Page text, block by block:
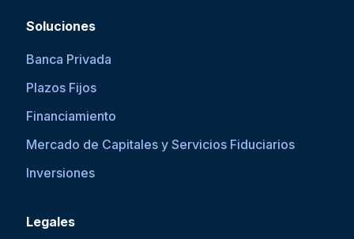
Soluciones
Banca Privada
Plazos Fijos
Financiamiento
Mercado de Capitales y Servicios Fiduciarios
Inversiones
Legales